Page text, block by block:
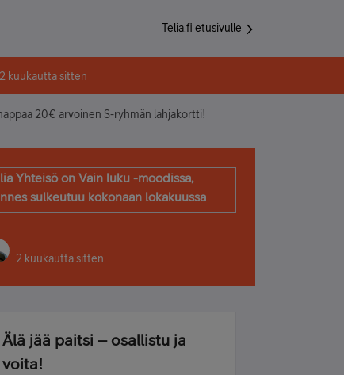
Telia.fi etusivulle
2 kuukautta sitten
20€ arvoinen S-ryhmän lahjakortti!
Yhteisö on Vain luku -moodissa,
sulkeutuu kokonaan lokakuussa
2 kuukautta sitten
Älä jää paitsi – osallistu ja
voita!